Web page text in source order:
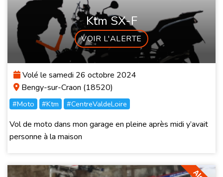
Ktm SX-F
VOIR L'ALERTE
Volé le samedi 26 octobre 2024
Bengy-sur-Craon (18520)
#Moto #Ktm #CentreValdeLoire
Vol de moto dans mon garage en pleine après midi y’avait
personne à la maison